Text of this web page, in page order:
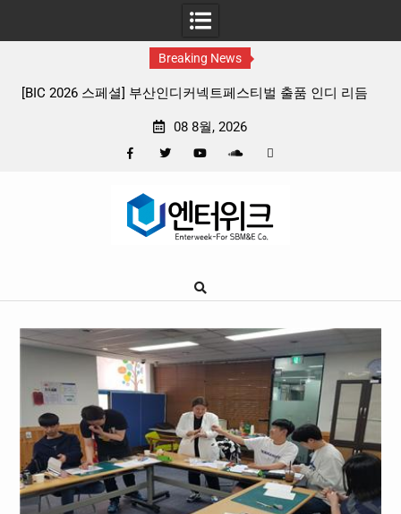
Breaking News
판타지 케이팝 애니메이션 ‘고스트밴드’ 8월 26일(수) 개봉
08 8월, 2026
Google